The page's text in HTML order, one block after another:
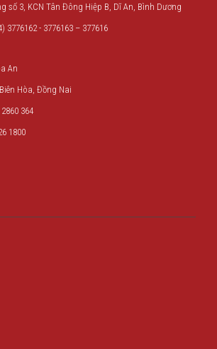
số 3, KCN Tân Đông Hiệp B, Dĩ An, Bình Dương
3776162 - 3776163 – 377616
An
Hòa, Đồng Nai
364
1800